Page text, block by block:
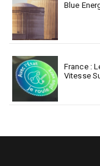
Blue
France :
Vitesse